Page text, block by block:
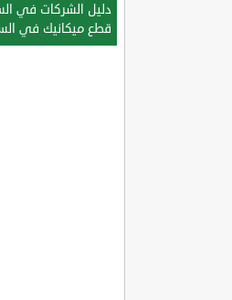
دليل الشركات في
قطع ميكانيك في